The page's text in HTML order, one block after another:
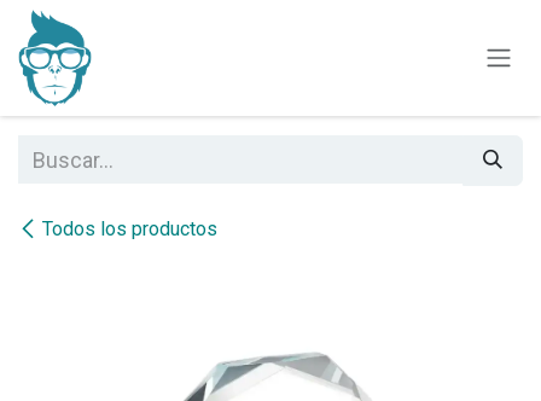
Ir al contenido
Todos los productos